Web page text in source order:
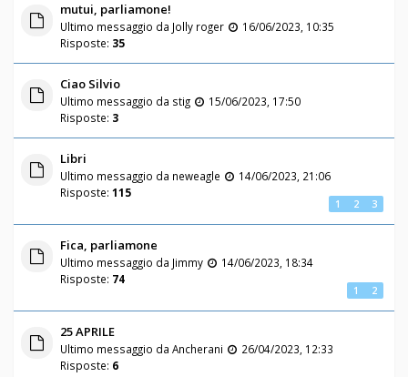
mutui, parliamone!
Ultimo messaggio da Jolly roger
16/06/2023, 10:35
Risposte: 35
Ciao Silvio
Ultimo messaggio da stig
15/06/2023, 17:50
Risposte: 3
Libri
Ultimo messaggio da neweagle
14/06/2023, 21:06
Risposte: 115
1 2 3
Fica, parliamone
Ultimo messaggio da Jimmy
14/06/2023, 18:34
Risposte: 74
1 2
25 APRILE
Ultimo messaggio da Ancherani
26/04/2023, 12:33
Risposte: 6